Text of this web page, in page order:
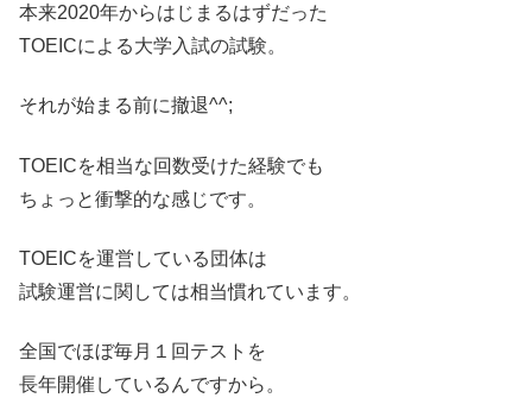
本来2020年からはじまるはずだった
TOEICによる大学入試の試験。
それが始まる前に撤退^^;
TOEICを相当な回数受けた経験でも
ちょっと衝撃的な感じです。
TOEICを運営している団体は
試験運営に関しては相当慣れています。
全国でほぼ毎月１回テストを
長年開催しているんですから。